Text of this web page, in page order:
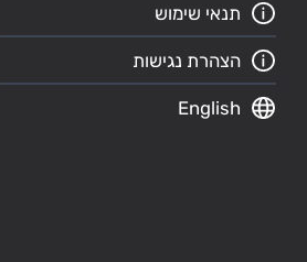
תנאי שימוש
הצהרת נגישות
English